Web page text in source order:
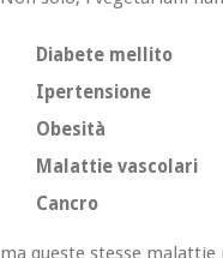
Diabete mellito
Ipertensione
Obesità
Malattie vascolari
Cancro
ma queste stesse